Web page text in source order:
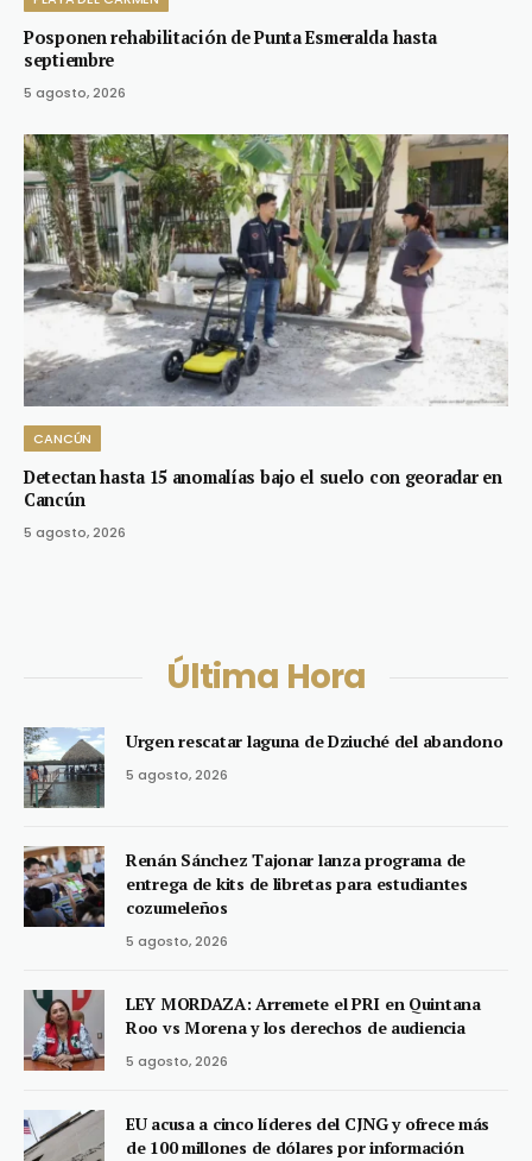
Posponen rehabilitación de Punta Esmeralda hasta
septiembre
5 agosto, 2026
CANCÚN
Detectan hasta 15 anomalías bajo el suelo con georadar en
Cancún
5 agosto, 2026
Última Hora
Urgen rescatar laguna de Dziuché del abandono
5 agosto, 2026
Renán Sánchez Tajonar lanza programa de
entrega de kits de libretas para estudiantes
cozumeleños
5 agosto, 2026
LEY MORDAZA: Arremete el PRI en Quintana
Roo vs Morena y los derechos de audiencia
5 agosto, 2026
EU acusa a cinco líderes del CJNG y ofrece más
de 100 millones de dólares por información